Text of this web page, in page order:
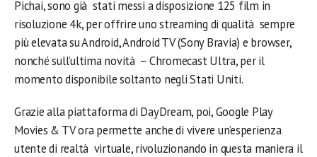
Pichai, sono già stati messi a disposizione 125 film in
risoluzione 4k, per offrire uno streaming di qualità sempre
più elevata su Android, Android TV (Sony Bravia) e browser,
nonché sull’ultima novità – Chromecast Ultra, per il
momento disponibile soltanto negli Stati Uniti.
Grazie alla piattaforma di DayDream, poi, Google Play
Movies & TV ora permette anche di vivere un’esperienza
utente di realtà virtuale, rivoluzionando in questa maniera il